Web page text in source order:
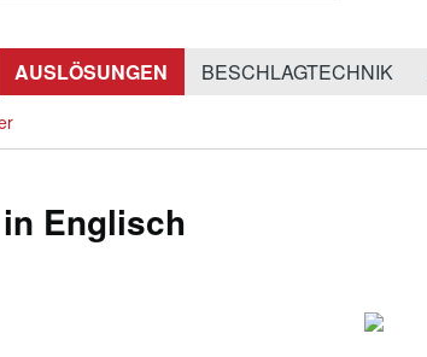
AUSLÖSUNGEN BESCHLAGTECHNIK
Englisch